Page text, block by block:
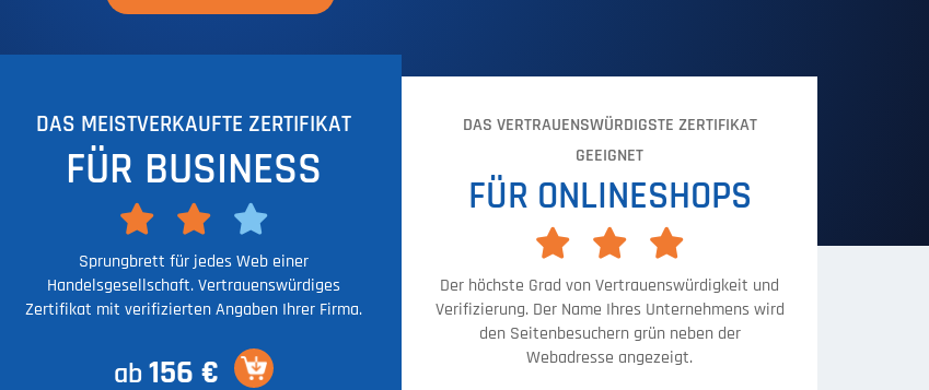
DAS MEISTVERKAUFTE ZERTIFIKAT
FÜR BUSINESS
Sprungbrett für jedes Web einer
Handelsgesellschaft. Vertrauenswürdiges
Zertifikat mit verifizierten Angaben Ihrer Firma.
ab 156 €
DAS VERTRAUENSWÜRDIGSTE ZERTIFIKAT
GEEIGNET
FÜR ONLINESHOPS
Der höchste Grad von Vertrauenswürdigkeit und
Verifizierung. Der Name Ihres Unternehmens wird
den Seitenbesuchern grün neben der
Webadresse angezeigt.